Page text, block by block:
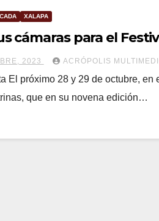
XALAPA
cámaras para el
2023 ACRÓPOLIS
El próximo 28 y 29 de octubre,
que en su novena edición…